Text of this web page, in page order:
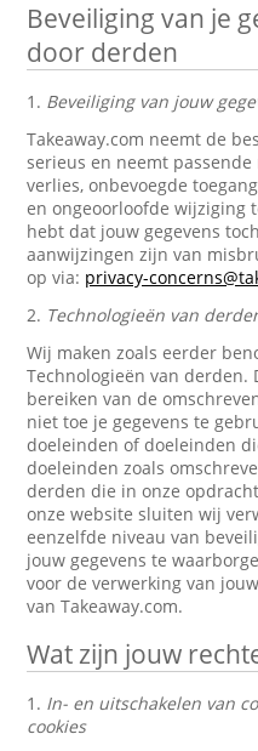
Beveiliging van je
door derden
1. Beveiliging van jouw
Takeaway.com neemt de
serieus en neemt
verlies, onbevoegde
en ongeoorloofde wijziging
hebt dat jouw gegevens
aanwijzingen zijn van
op via: privacy-
2. Technologieën van
Wij maken zoals eerder
Technologieën van
bereiken van de
niet toe je gegevens te
doeleinden of doeleinden
doeleinden zoals
derden die in onze
onze website sluiten wij
eenzelfde niveau van
jouw gegevens te
voor de verwerking van
van Takeaway.com.
Wat zijn jouw
1. In- en uitschakelen van
cookies